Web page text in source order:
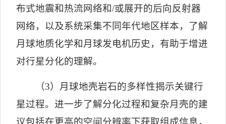
布式地震和热流网络和/或展开的后向反射器
网络，以及系统采集不同年代地区样本，了解
月球地质化学和月球发电机历史，有助于增进
对行星分化的理解。
（3）月球地壳岩石的多样性揭示关键行
星过程。进一步了解分化过程和复杂月壳的建
议包括在更高的空间分辨率下获取组成信息，